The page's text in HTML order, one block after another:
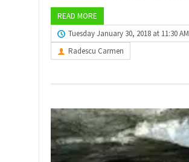
READ MORE
Tuesday January 30, 2018 at 11:30 AM
Radescu Carmen